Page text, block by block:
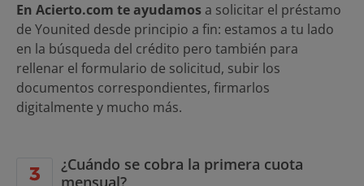
En Acierto.com te ayudamos a solicitar el préstamo
de Younited desde principio a fin: estamos a tu lado
en la búsqueda del crédito pero también para
rellenar el formulario de solicitud, subir los
documentos correspondientes, firmarlos
digitalmente y mucho más.
¿Cuándo se cobra la primera cuota